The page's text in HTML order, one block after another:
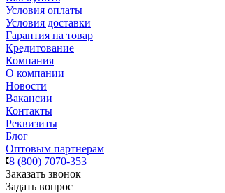
Условия оплаты
Условия доставки
Гарантия на товар
Кредитование
Компания
О компании
Новости
Вакансии
Контакты
Реквизиты
Блог
Оптовым партнерам
8 (800) 7070-353
Заказать звонок
Задать вопрос